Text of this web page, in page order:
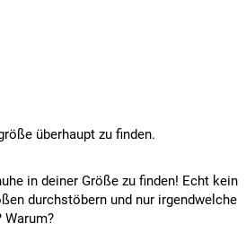
überhaupt zu finden.
in deiner Größe zu finden! Echt kein
durchstöbern und nur irgendwelche
Warum?